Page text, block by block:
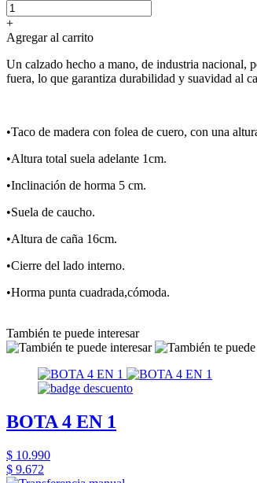
+
Agregar al carrito
Un calzado hecho a mano, de industria nacional,
fuera, lo que garantiza durabilidad y suavidad al
•Taco de madera con folea de cuero, con una
•Altura total suela adelante 1cm.
•Inclinación de horma 5 cm.
•Suela de caucho.
•Altura de caña 16cm.
•Cierre del lado interno.
•Horma punta cuadrada,cómoda.
También te puede interesar
BOTA 4 EN 1
$ 10.990
$ 9.672